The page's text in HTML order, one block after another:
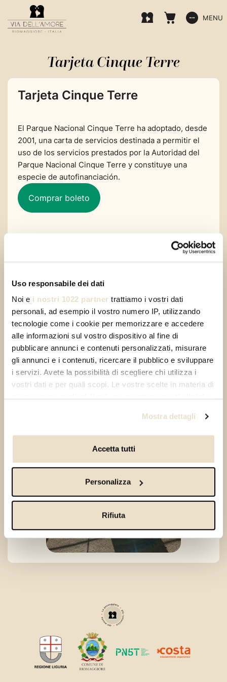
Uso responsabile dei dati
Noi e i nostri 1022 partner trattiamo i vostri dati
personali, ad esempio il vostro numero IP, utilizzando
tecnologie come i cookie per memorizzare e accedere
alle informazioni sul vostro dispositivo al fine di
pubblicare annunci e contenuti personalizzati, misurare
gli annunci e i contenuti, ricercare il pubblico e sviluppare
i servizi. Avete la possibilità di scegliere chi utilizza i
vostri dati e per quali scopi. Le vostre scelte in materia di
modificare o revocare il proprio consenso in qualsiasi
sull'icona di attivazione della privacy.
Con il tuo consenso, vorremmo anche:
raccogliere informazioni sulla tua posizione
geografica, con un'approssimazione di qualche
Identificare il tuo dispositivo, scansionandolo
attivamente alla ricerca di caratteristiche specifiche
(impronte digitali).
Utilizziamo i cookie per personalizzare contenuti ed
annunci, per fornire funzionalità dei social media e per
analizzare il nostro traffico. Condividiamo inoltre
informazioni sul modo in cui utilizzi il nostro sito con i
nostri partner che si occupano di analisi dei dati web,
Mostra dettagli
Accetta tutti
Personalizza
Rifiuta
MENU
Tarjeta Cinque Terre
Tarjeta Cinque Terre
El Parque Nacional Cinque Terre ha adoptado, desde
2001, una carta de servicios destinada a permitir el
uso de los servicios prestados por la Autoridad del
Parque Nacional Cinque Terre y constituye una
especie de autofinanciación.
Comprar boleto
Los ingresos de la Tarjeta Cinque Terre se destinan
principalmente al mantenimiento y recuperación del
La Cinque Terre Trekking Card está a la venta en los
Centros de Recepción del Parque Nacional Cinque
Terreose puede comprar online
EN CASO DE DECLARAR CONDICIONES DE ALERTA
METEOROLÓGICA NARANJA Y/O ROJA, SE
SUSPENDERÁN LAS VENTAS.